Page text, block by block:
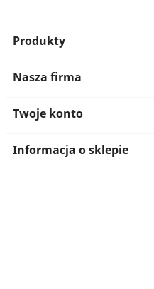
Produkty
Nasza firma
Twoje konto
Informacja o sklepie